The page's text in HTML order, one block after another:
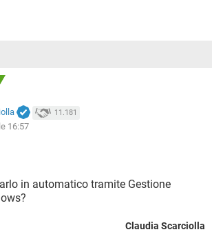
11.181
16:57
in automatico tramite Gestione
Claudia Scarciolla